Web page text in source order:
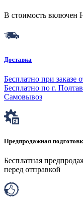
В стоимость включен
Доставка
Бесплатно при заказе
Бесплатно по г.
Самовывоз
Предпродажная
Бесплатная
перед отправкой